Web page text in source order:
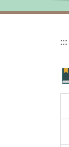
:::